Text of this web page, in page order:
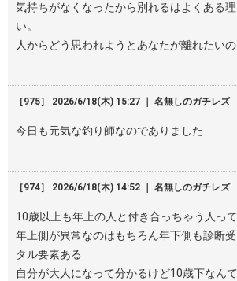
気持ちがなくなったから別れるはよくある
い。
人からどう思われようとあなたが離れたいの
［975］ 2026/6/18(木) 15:27 ｜ 名無しのガチレズ
今日も元気な釣り師なのでありました
［974］ 2026/6/18(木) 14:52 ｜ 名無しのガチレズ
10歳以上も年上の人と付き合っちゃう人っ
年上側が異常なのはもちろん年下側も診断
タル要素ある
自分が大人になって分かるけど10歳下なん